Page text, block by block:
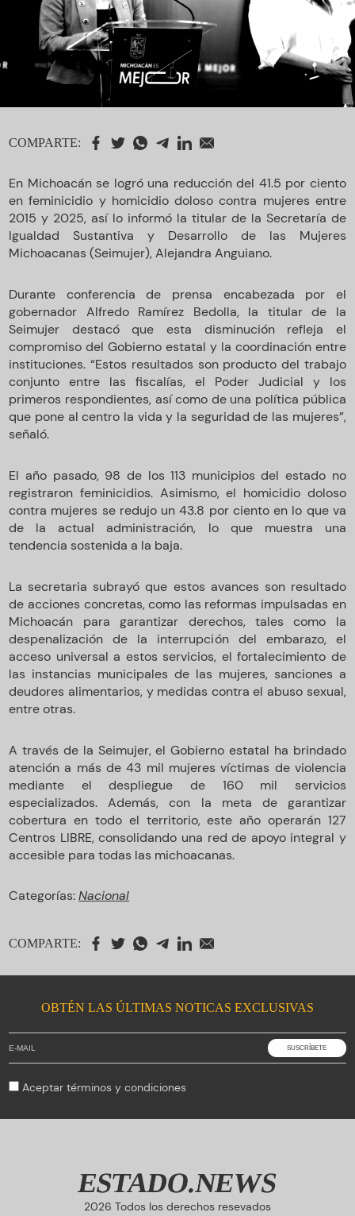
COMPARTE:
En Michoacán se logró una reducción del 41.5 por ciento
en feminicidio y homicidio doloso contra mujeres entre
2015 y 2025, así lo informó la titular de la Secretaría de
Igualdad Sustantiva y Desarrollo de las Mujeres
Michoacanas (Seimujer), Alejandra Anguiano.
Durante conferencia de prensa encabezada por el
gobernador Alfredo Ramírez Bedolla, la titular de la
Seimujer destacó que esta disminución refleja el
compromiso del Gobierno estatal y la coordinación entre
instituciones. “Estos resultados son producto del trabajo
conjunto entre las fiscalías, el Poder Judicial y los
primeros respondientes, así como de una política pública
que pone al centro la vida y la seguridad de las mujeres”,
señaló.
El año pasado, 98 de los 113 municipios del estado no
registraron feminicidios. Asimismo, el homicidio doloso
contra mujeres se redujo un 43.8 por ciento en lo que va
de la actual administración, lo que muestra una
tendencia sostenida a la baja.
La secretaria subrayó que estos avances son resultado
de acciones concretas, como las reformas impulsadas en
Michoacán para garantizar derechos, tales como la
despenalización de la interrupción del embarazo, el
acceso universal a estos servicios, el fortalecimiento de
las instancias municipales de las mujeres, sanciones a
deudores alimentarios, y medidas contra el abuso sexual,
entre otras.
A través de la Seimujer, el Gobierno estatal ha brindado
atención a más de 43 mil mujeres víctimas de violencia
mediante el despliegue de 160 mil servicios
especializados. Además, con la meta de garantizar
cobertura en todo el territorio, este año operarán 127
Centros LIBRE, consolidando una red de apoyo integral y
accesible para todas las michoacanas.
Categorías:Nacional
COMPARTE:
OBTÉN LAS ÚLTIMAS NOTICAS EXCLUSIVAS
Aceptartérminos y condiciones
ESTADO.NEWS
2026 Todos los derechos resevados